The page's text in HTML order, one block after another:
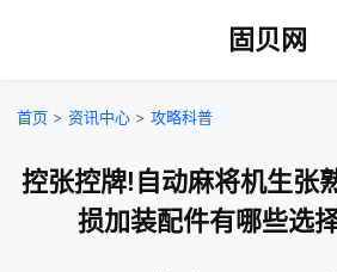
固贝网
首页 > 资讯中心 > 攻略科普
控张控牌!自动麻将机生张
损加装配件有哪些选